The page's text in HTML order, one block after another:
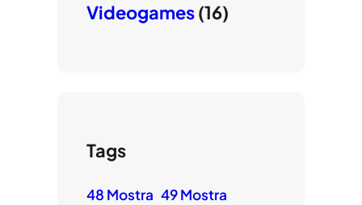
Videogames(16)
Tags
48 Mostra 49 Mostra